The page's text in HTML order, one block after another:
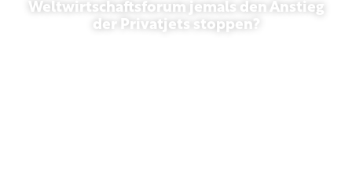
Weltwirtschaftsforum jemals den Anstieg
der Privatjets stoppen?